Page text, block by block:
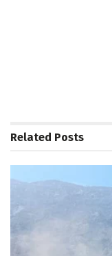
Related Posts